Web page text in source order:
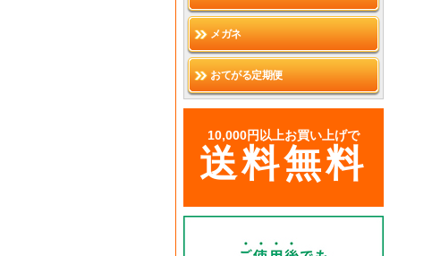
メガネ
おてがる定期便
10,000円以上お買い上げで
送料無料